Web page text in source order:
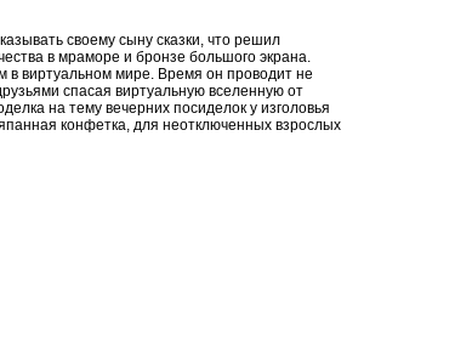
своему сыну сказки, что решил
в мраморе и бронзе большого экрана.
в виртуальном мире. Время он проводит не
спасая виртуальную вселенную от
на тему вечерних посиделок у изголовья
конфетка, для неотключенных взрослых